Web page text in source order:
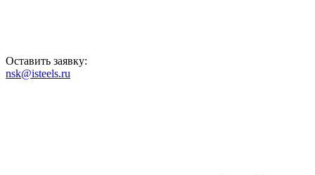
Оставить заявку:
nsk@isteels.ru